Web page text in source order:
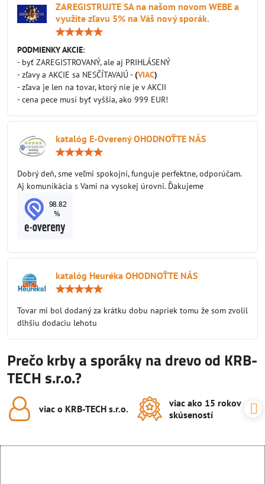
ZAREGISTRUJTE SA na našom novom WEBE a
využite zľavu 5% na Váš nový sporák.
PODMIENKY AKCIE:
- byť ZAREGISTROVANÝ, ale aj PRIHLÁSENÝ
- zľavy a AKCIE sa NESČÍTAVAJÚ -(VIAC)
- zľava je len na tovar, ktorý nie je v AKCII
- cena pece musí byť vyššia, ako 999 EUR!
katalóg E-Overený OHODNOŤTE NÁS
5
Dobrý deň, sme veľmi spokojní, funguje perfektne, odporúčam.
Aj komunikácia s Vami na vysokej úrovni. Ďakujeme
katalóg Heuréka OHODNOŤTE NÁS
5
Tovar mi bol dodaný za krátku dobu napriek tomu že som zvolil
dlhšiu dodaciu lehotu
Prečo krby a sporáky na drevo od KRB-
TECH s.r.o.?
viac o KRB-TECH s​.r​.o​.
viac ako 15 rokov
skúseností